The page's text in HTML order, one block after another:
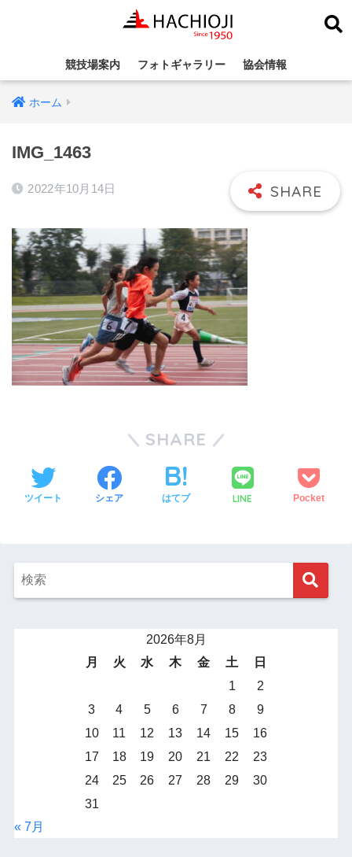
競技場案内 フォトギャラリー 協会情報
ホーム
IMG_1463
2022年10月14日
SHARE
ツイート シェア はてブ LINE Pocket
2026年8月
月
火 水 木 金 土
日
1
2
3
4 5 6 7 8
9
10
11 12 13 14 15
16
17
18 19 20 21 22
23
24
25 26 27 28 29
30
31
« 7月